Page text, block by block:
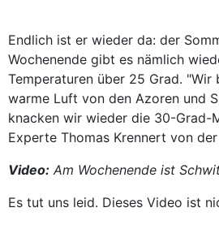
Endlich ist er wieder da: der
Wochenende gibt es nämlich
Temperaturen über 25 Grad. "Wir
warme Luft von den Azoren und
knacken wir wieder die 30-Grad-
Experte Thomas Krennert von der
Video: Am Wochenende ist
Es tut uns leid. Dieses Video ist